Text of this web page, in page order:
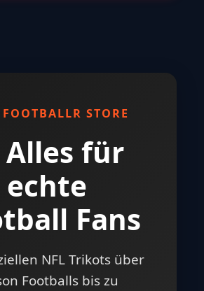
STORE
Alles für
echte
Fans
NFL Trikots über
Footballs bis zu